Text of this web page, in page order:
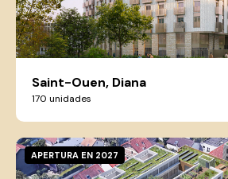
Saint-Ouen, Diana
170 unidades
APERTURA EN 2027